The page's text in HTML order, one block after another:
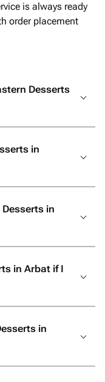
а
Вы
is always ready
order placement
Desserts
in
in
in Arbat if I
in